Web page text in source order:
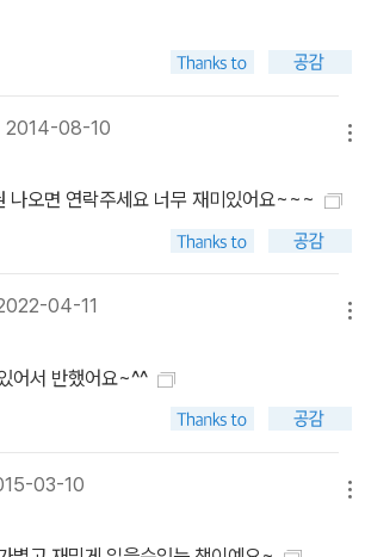
만화 영화나 게임)밖에 모르고, 책을 읽고 싶지
적 없는 아이들에게 비교적 다가서기 수월한
, 벽돌에서 과자 부스러지는 소리가 났다.벽
록 완전히 부서져 있었다. 건이는 펄쩍 뛰어오
본문 중에서 또한 실패를 거듭하지만 다시 일
권법 수련자 건방이와 자신의 약한 면을 보이
처럼 냉랭하고 독하게 검법을 수련하는 초아.
법과 검법은 그 아이들이 남들에게 들키기 싫
마음속에 감추어 둔 아픔을 해소하는 하나
이렇듯 몸을 써서 움직이는 화려한 무술에 입
기에 생명력을 불어넣은 이야기는 어린이 심
고 싶은 아이들이라면, 또 자신의 꿈을 스스
이들이라면 건방이의 모험을 함께해도 좋을
08-10
나오면 연락주세요 너무 재미있어요~~~
04-11
어서 반했어요~^^
03-10